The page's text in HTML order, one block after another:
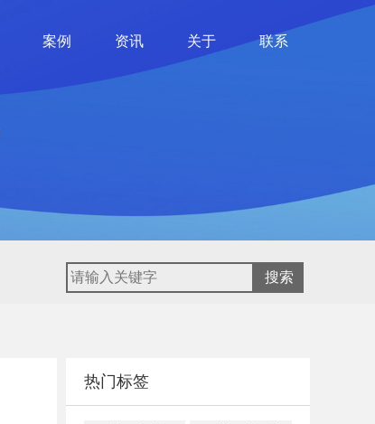
案例 资讯 关于 联系
热门标签